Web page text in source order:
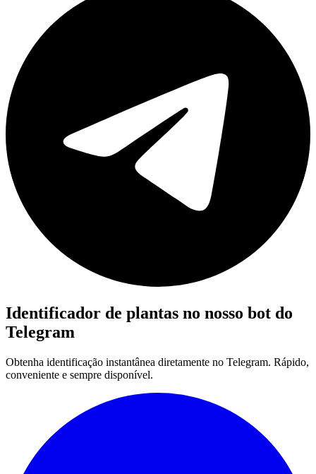
Identificador de plantas no nosso bot do
Telegram
Obtenha identificação instantânea diretamente no Telegram. Rápido,
conveniente e sempre disponível.